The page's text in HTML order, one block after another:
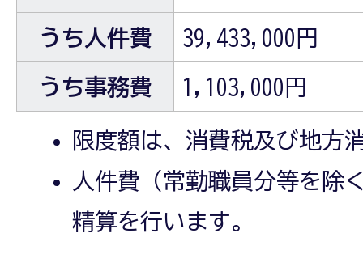
うち人件費 39,433,000円
うち事務費 1,103,000円
限度額は、消費税及び地方
人件費（常勤職員分等を除
精算を行います。